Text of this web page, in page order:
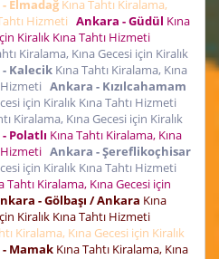
Elmadağ Kına Tahtı Kiralama,
Hizmeti Ankara - Güdül Kına
Kiralık Kına Tahtı Hizmeti
Kiralama, Kına Gecesi için Kiralık
Kalecik Kına Tahtı Kiralama, Kına
Hizmeti Ankara - Kızılcahamam
için Kiralık Kına Tahtı Hizmeti
Kiralama, Kına Gecesi için Kiralık
Polatlı Kına Tahtı Kiralama, Kına
Hizmeti Ankara - Şereflikoçhisar
için Kiralık Kına Tahtı Hizmeti
Tahtı Kiralama, Kına Gecesi için
- Gölbaşı / Ankara Kına
Kiralık Kına Tahtı Hizmeti
Kiralama, Kına Gecesi için Kiralık
Mamak Kına Tahtı Kiralama, Kına